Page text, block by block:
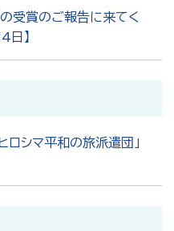
の受賞のご報告に来てく
日】
ロシマ平和の旅派遣団」